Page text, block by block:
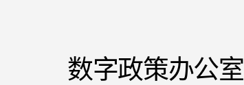
数字政策办公室